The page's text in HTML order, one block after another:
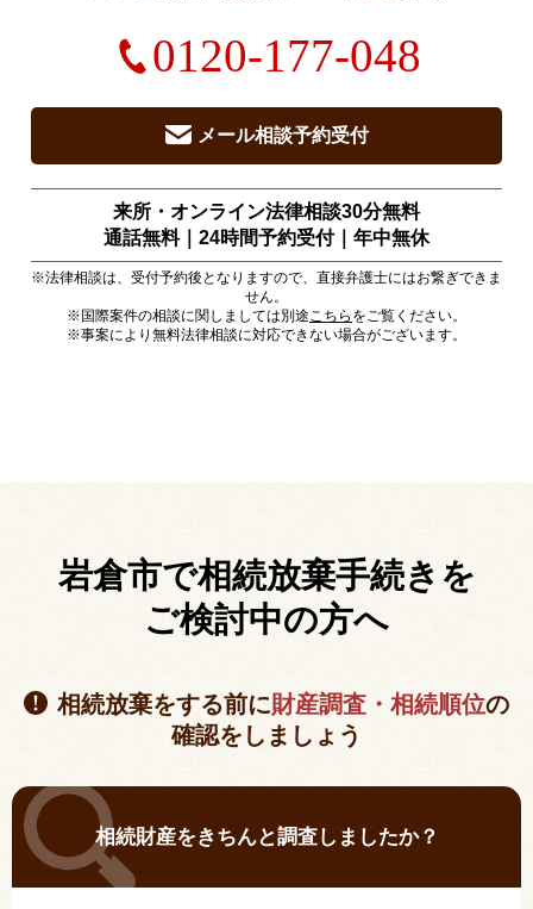
0120-177-048
メール相談予約受付
来所・オンライン法律相談30分無料
通話無料｜24時間予約受付｜ 年中無休
※法律相談は、受付予約後となりますので、直接弁護士にはお繋ぎできま
せん。
※国際案件の相談に関しましては別途こちら をご覧ください。
※事案により無料法律相談に対応できない場合がございます。
岩倉市で相続放棄手続きを
ご検討中の方へ
相続放棄をする前に財産調査・相続順位の
確認をしましょう
相続財産をきちんと調査しましたか？